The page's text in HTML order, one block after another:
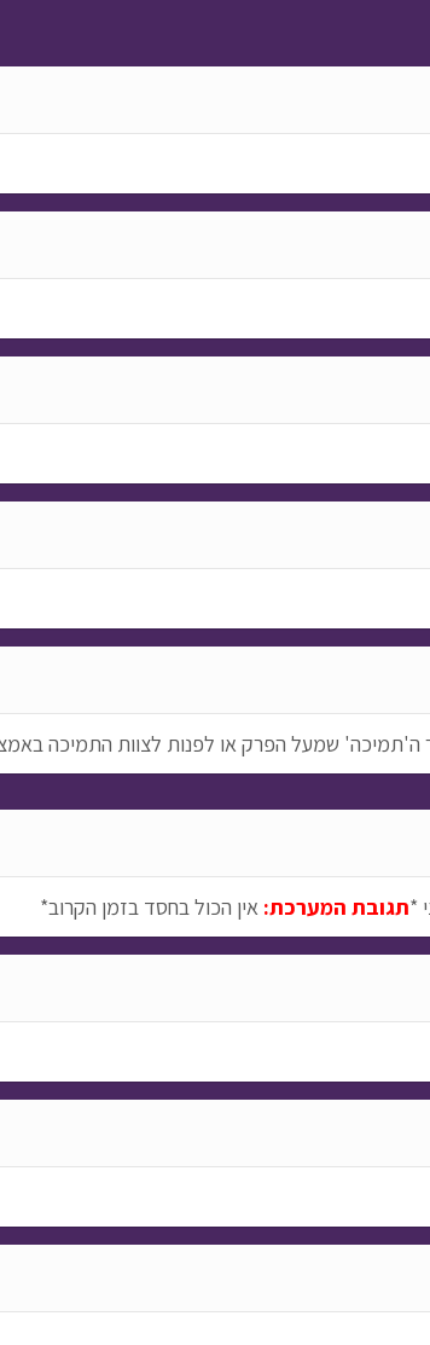
ה'תמיכה' שמעל הפרק או לפנות לצוות התמיכה
תגובת המערכת: אין הכול בחסד בזמן הקרוב*